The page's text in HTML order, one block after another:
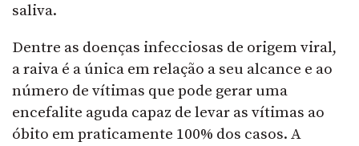
saliva.
Dentre as doenças infecciosas de origem viral,
a raiva é a única em relação a seu alcance e ao
número de vítimas que pode gerar uma
encefalite aguda capaz de levar as vítimas ao
óbito em praticamente 100% dos casos. A